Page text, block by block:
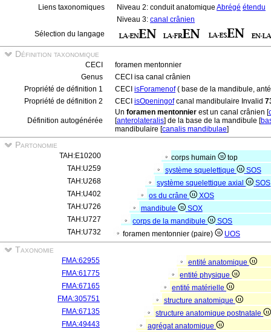
Liens taxonomiques
Niveau 2: conduit anatomique Abrégé étendu
Niveau 3: canal crânien
Sélection du langage
Définition taxonomique
CECI
foramen mentonnier
Genus
CECI isa canal crânien
Propriété de définition 1
CECI isForamenof( base de la mandibule,
Propriété de définition 2
CECI isOpeningofcanal mandibulaire Invalid
Définition autogénérée
Un foramen mentonnier est un canal crânien [
[anterolateralis] de la base de la mandibule [
mandibulaire [canalis mandibulae]
Partonomie
TAH:E10200 corps humain
top
TAH:U259
système squelettique
SOS
TAH:U268
système squelettique axial
SOS
TAH:U402
os du crâne
XOS
TAH:U726
mandibule
SOX
TAH:U727
corps de la mandibule
SOS
TAH:U732
foramen mentonnier (paire) UOS
Taxonomie
FMA:62955
entité anatomique
FMA:61775
entité physique
FMA:67165
entité matérielle
FMA:305751
structure anatomique
FMA:67135
structure anatomique postnatale
FMA:49443
agrégat anatomique